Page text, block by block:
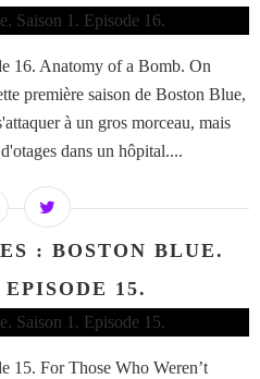
16. Anatomy of a Bomb. On
première saison de Boston Blue,
à un gros morceau, mais
dans un hôpital....
: BOSTON BLUE.
15.
15. For Those Who Weren’t